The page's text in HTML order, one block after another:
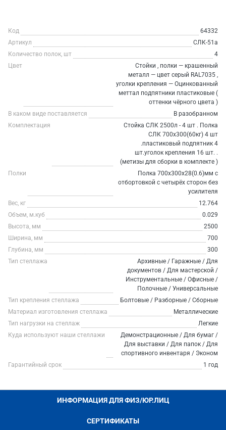
Код
64332
Артикул
СЛК-51a
Количество полок, шт
4
Цвет
Стойки , полки — крашенный
металл — цвет серый RAL7035 ,
уголки крепления — Оцинкованный
меттал подпятники пластиковые (
оттенки чёрного цвета )
В каком виде поставляется
В разобранном
Комплектация
Стойка СЛК 2500л - 4 шт . Полка
СЛК 700х300(60кг) 4 шт
.пластиковый подпятник 4
шт.уголок крепления 16 шт. .
(метизы для сборки в комплекте )
Полки
Полка 700х300х28(0.6)мм с
отбортовкой с четырёх сторон без
усилителя
Вес, кг
12.764
Объем, м.куб
0.029
Высота, мм
2500
Ширина, мм
700
Глубина, мм
300
Тип стеллажа
Архивные / Гаражные / Для
документов / Для мастерской /
Инструментальные / Офисные /
Полочные / Универсальные
Тип крепления стеллажа
Болтовые / Разборные / Сборные
Материал изготовления стеллажа
Металлические
Тип нагрузки на стеллаж
Легкие
Куда используют наши стеллажи
Демонстрационные / Для бумаг /
Для выставки / Для папок / Для
спортивного инвентаря / Эконом
Гарантийный срок
1 год
ИНФОРМАЦИЯ ДЛЯ ФИЗ/ЮР.ЛИЦ
СЕРТИФИКАТЫ